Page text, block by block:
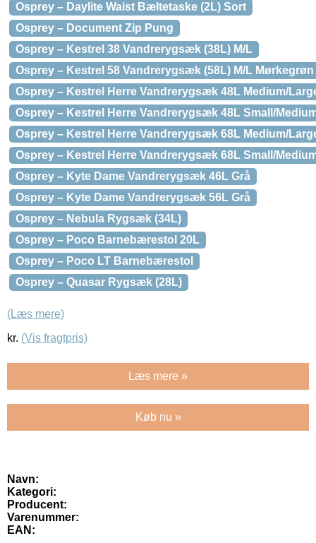
Osprey – Daylite Waist Bæltetaske (2L) Sort
Osprey – Document Zip Pung
Osprey – Kestrel 38 Vandrerygsæk (38L) M/L
Osprey – Kestrel 58 Vandrerygsæk (58L) M/L Mørkegrøn
Osprey – Kestrel Herre Vandrerygsæk 48L Medium/
Osprey – Kestrel Herre Vandrerygsæk 48L Small/
Osprey – Kestrel Herre Vandrerygsæk 68L Medium/
Osprey – Kestrel Herre Vandrerygsæk 68L Small/
Osprey – Kyte Dame Vandrerygsæk 46L Grå
Osprey – Kyte Dame Vandrerygsæk 56L Grå
Osprey – Nebula Rygsæk (34L)
Osprey – Poco Barnebærestol 20L
Osprey – Poco LT Barnebærestol
Osprey – Quasar Rygsæk (28L)
(Læs mere)
kr. (Vis fragtpris)
Læs mere »
Køb nu »
Navn:
Kategori:
Producent:
Varenummer:
EAN: